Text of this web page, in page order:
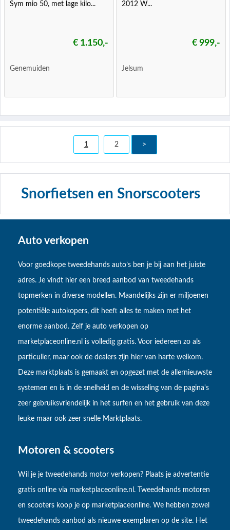
Sym mio 50, met lage kilo...
€ 1.150,-
Genemuiden
2012 W...
€ 999,-
Jelsum
1 2 >
Snorfietsen en Snorscooters
Auto verkopen
Voor goedkope tweedehands auto’s ben je bij aan het juiste
adres. Je vindt hier een breed aanbod van tweedehands
topmerken in diverse modellen. Maandelijks zijn er miljoenen
potentiële autokopers, dit heeft alles te maken met het
enorme aanbod. Zelf je auto verkopen op
marketplaceonline.nl is volledig gratis. Voor iedereen zo als
particulier, maar ook de dealers zijn hier van harte welkom.
Deze marktplaats is gemaakt en opgezet met de allernieuwste
systemen en is in de snelheid en de wisseling van de pagina's
zeer gebruiksvriendelijk in het surfen en het gebruik van deze
leuke maar ook zeer snelle Marktplaats.
Motoren & scooters
Wil je je tweedehands motor verkopen? Plaats je advertentie
gratis online via marketplaceonline.nl. Tweedehands motoren
en scooters koop je op marketplaceonline. We hebben zowel
tweedehands aanbod als nieuwe exemplaren op de site. Het